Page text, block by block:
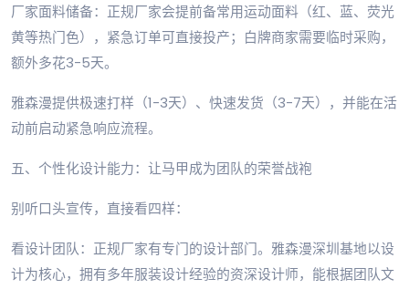
厂家面料储备：正规厂家会提前备常用运动面料（红、蓝、荧光
黄等热门色），紧急订单可直接投产；白牌商家需要临时采购，
额外多花3-5天。
雅森漫提供极速打样（1-3天）、快速发货（3-7天），并能在活
动前启动紧急响应流程。
五、个性化设计能力：让马甲成为团队的荣誉战袍
别听口头宣传，直接看四样：
看设计团队：正规厂家有专门的设计部门。雅森漫深圳基地以设
计为核心，拥有多年服装设计经验的资深设计师，能根据团队文